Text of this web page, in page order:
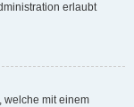
erlaubt
welche mit einem